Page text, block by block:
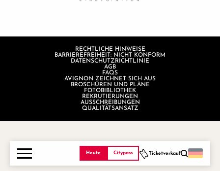
Heute Citypass Ticketverkauf
RECHTLICHE HINWEISE
BARRIEREFREIHEIT: NICHT KONFORM
DATENSCHUTZRICHTLINIE
AGB
FAQS
AVIGNON ZEICHNET SICH AUS
BROSCHÜREN UND PLÄNE
FOTOBIBLIOTHEK
REKRUTIERUNGEN
AUSSCHREIBUNGEN
QUALITÄTSANSATZ